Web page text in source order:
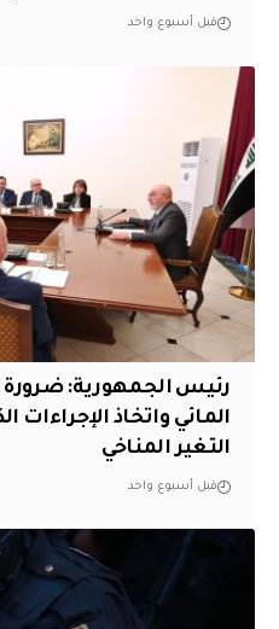
قبل أسبوع واحد
رئيس الجمهورية: ضرورة
المائي واتخاذ الإجراءات
التغير المناخي
قبل أسبوع واحد